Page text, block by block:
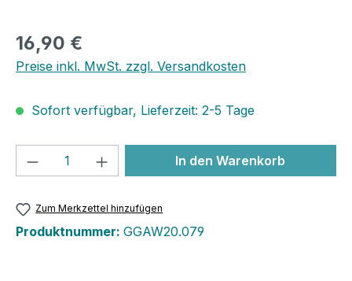
16,90 €
Preise inkl. MwSt. zzgl. Versandkosten
Sofort verfügbar, Lieferzeit: 2-5 Tage
Produkt Anzahl: Gib denIn den Warenkorb
Zum Merkzettel hinzufügen
Produktnummer: GGAW20.079